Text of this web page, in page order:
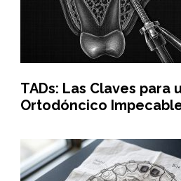
TADs: Las Claves para
Ortodóncico